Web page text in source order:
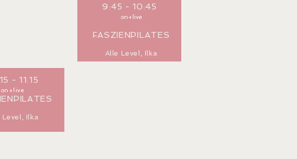
- 11:15
on+live
Level, Ilka
9:45 - 10:45
on+live
FASZIENPILATES
Alle Level, Ilka